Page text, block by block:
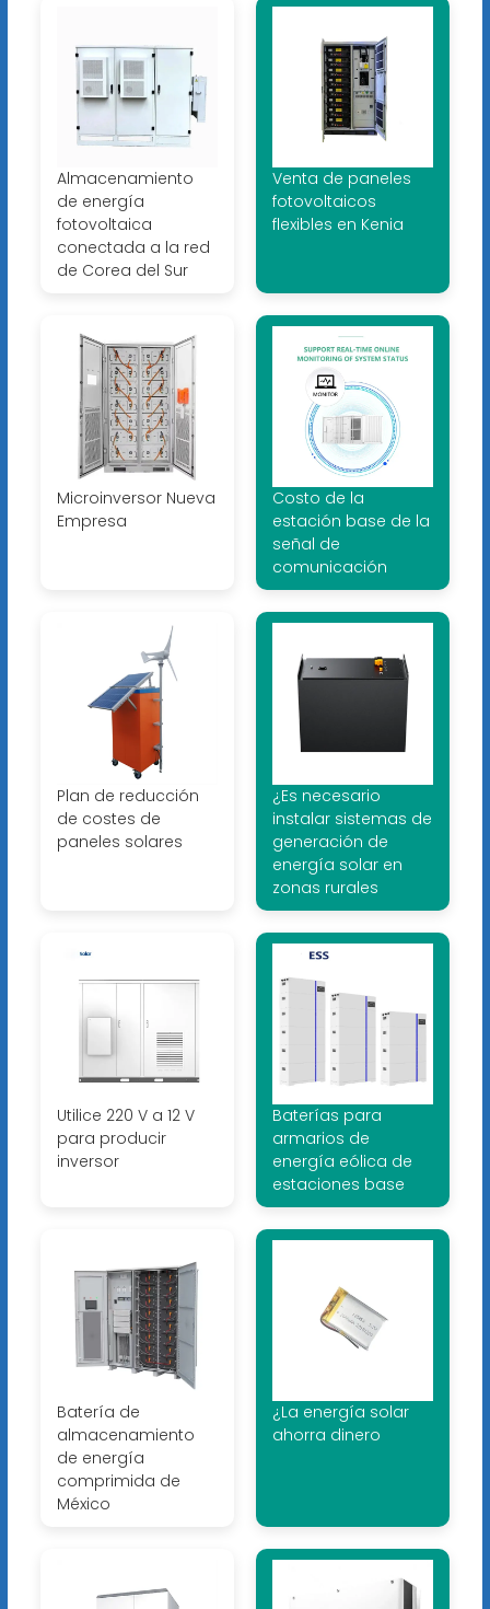
Almacenamiento
de energía
fotovoltaica
conectada a la red
de Corea del Sur
Venta de paneles
fotovoltaicos
flexibles en Kenia
Microinversor Nueva
Empresa
Costo de la
estación base de la
señal de
comunicación
Plan de reducción
de costes de
paneles solares
¿Es necesario
instalar sistemas de
generación de
energía solar en
zonas rurales
Utilice 220 V a 12 V
para producir
inversor
Baterías para
armarios de
energía eólica de
estaciones base
Batería de
almacenamiento
de energía
comprimida de
México
¿La energía solar
ahorra dinero